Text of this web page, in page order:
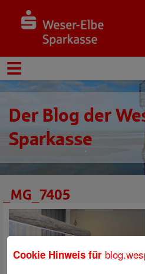
Der Blog der
Sparkasse
_MG_7405
Cookie Hinweis für